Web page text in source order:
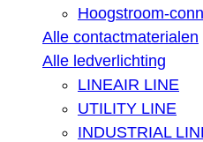
Hoogstroom-
Alle contactmaterialen
Alle ledverlichting
LINEAIR LINE
UTILITY LINE
INDUSTRIAL